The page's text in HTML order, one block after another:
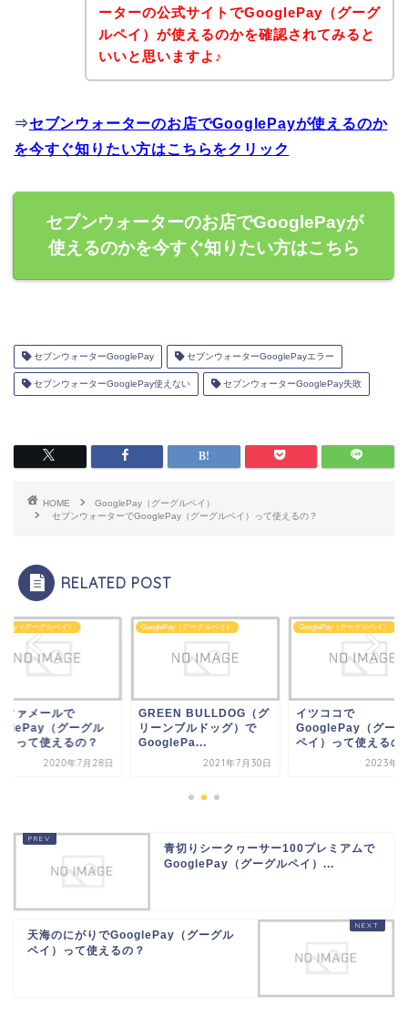
ーターの公式サイトでGooglePay（グーグ
ルペイ）が使えるのかを確認されてみると
いいと思いますよ♪
⇒セブンウォーターのお店でGooglePayが使えるのか
を今すぐ知りたい方はこちらをクリック
セブンウォーターのお店でGooglePayが
使えるのかを今すぐ知りたい方はこちら
セブンウォーターGooglePay セブンウォーターGooglePayエラー
セブンウォーターGooglePay使えない セブンウォーターGooglePay失敗
HOME
GooglePay（グーグルペイ）
セブンウォーターでGooglePay（グーグルペイ）って使えるの？
RELATED POST
（グーグルペイ）
BULLDOG（グ
ンブルドッグ）で
2021年7月30日
GooglePay（グーグルペイ）
イツココで
GooglePay（グーグル
ペイ）って使えるの？
2023年7月6日
GooglePay（グーグルペイ）
アルファメールで
GooglePay（グー
ペイ）って使えるの
2020年7
青切りシークヮーサー100プレミアムで
GooglePay（グーグルペイ）...
天海のにがりでGooglePay（グーグル
ペイ）って使えるの？